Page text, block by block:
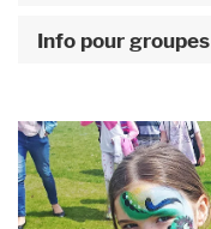
Info pour